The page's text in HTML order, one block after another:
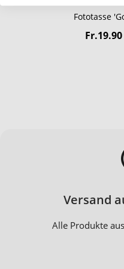
Fototasse
Fr.19.90
Versand
Alle Produkte